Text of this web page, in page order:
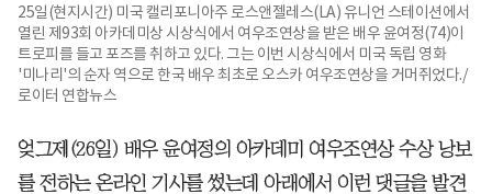
25일(현지시간) 미국 캘리포니아주 로스앤젤레스(LA) 유니언 스테이션에서
열린 제93회 아카데미상 시상식에서 여우조연상을 받은 배우 윤여정(74)이
트로피를 들고 포즈를 취하고 있다. 그는 이번 시상식에서 미국 독립 영화
'미나리'의 순자 역으로 한국 배우 최초로 오스카 여우조연상을 거머쥐었다./
로이터 연합뉴스
엊그제(26일) 배우 윤여정의 아카데미 여우조연상 수상 낭보
를 전하는 온라인 기사를 썼는데 아래에서 이런 댓글을 발견